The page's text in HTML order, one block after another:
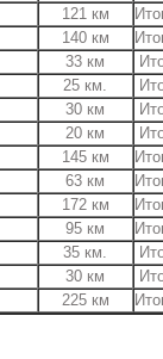
121 км
140 км
33 км
25 км.
30 км
20 км
145 км
63 км
172 км
95 км
35 км.
30 км
225 км